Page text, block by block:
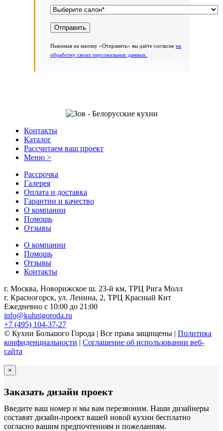
Нажимая на кнопку «Отправить» вы даёте согласие на
обработку своих персональных данных.
Контакты
Каталог
Рассчитаем ваш проект
Меню >
Рассрочка
Галерея
Оплата и доставка
Гарантии и качество
О компании
Помощь
Отзывы
О компании
Помощь
Отзывы
Контакты
г. Москва, Новорижское ш. 23-й км, ТРЦ Рига Молл
г. Красногорск, ул. Ленина, 2, ТРЦ Красный Кит
Ежедневно с 10:00 до 21:00
info@kuhnigoroda.ru
+7 (495) 104-37-27
© Кухни Большого Города | Все права защищены | Политика
конфиденциальности | Соглашение об использовании веб-
сайта
×
Заказать дизайн проект
Введите ваш номер и мы вам перезвоним. Наши дизайнеры
составят дизайн-проект вашей новой кухни бесплатно
согласно вашим предпочтениям и пожеланиям.